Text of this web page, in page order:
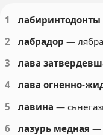
1 лабиринтодонты
2
лабрадор —
3
лава
4
лава огненно-
5
лавина —
6
лазурь медная —